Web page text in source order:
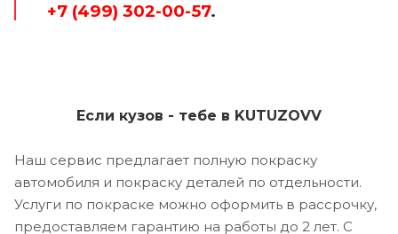
+7 (499) 302-00-57.
Если кузов - тебе в KUTUZOVV
Наш сервис предлагает полную покраску
автомобиля и покраску деталей по отдельности.
Услуги по покраске можно оформить в рассрочку,
предоставляем гарантию на работы до 2 лет. С